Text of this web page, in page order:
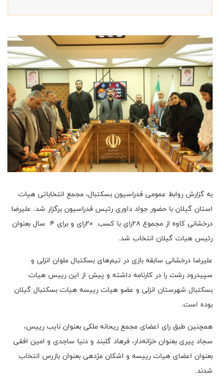
به گزارش روابط عمومی فدراسیون بسکتبال، مجمع انتخاباتی هیات
استان گیلان با حضور جواد داوری رئیس فدراسیون برگزار شد. علیرضا
درخشانی کاوه از مجموع ۲۸رای با کسب ۲۰رای و برای ۴ سال بعنوان
رئیس هیات گیلان انتخاب شد.
علیرضا درخشانی سابقه بازی در تیم‌های بسکتبال ملوان انزلی و
سپیدرود رشت را در کارنامه داشته و پیش از این رییس هیات
بسکتبال شهرستان انزلی و عضو هیات رییسه هیات بسکتبال گیلان
بوده است.
همچنین طبق رای اعضای مجمع ریحانه ملکی بعنوان نایب رییس،
سجاد پیری بعنوان خزانه‌دار، فرهاد گلبند و دنیا ساجدی و امین افقی
بعنوان اعضای هیات رییسه و اشکان مژدهی بعنوان بازرس انتخاب
شدند.